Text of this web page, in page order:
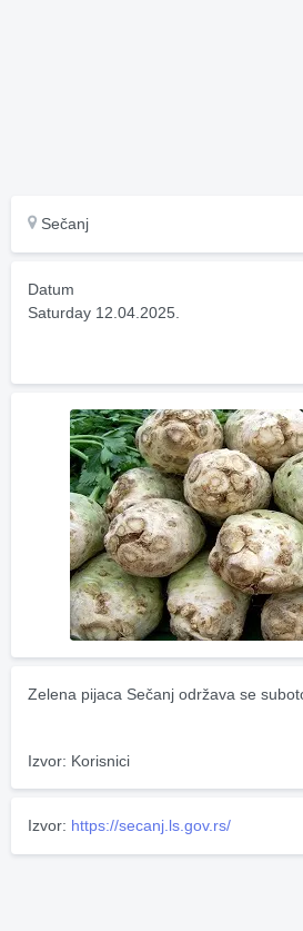
Sečanj
Datum
Saturday 12.04.2025.
Zelena pijaca Sečanj održava se
Izvor: Korisnici
Izvor: https://secanj.ls.gov.rs/